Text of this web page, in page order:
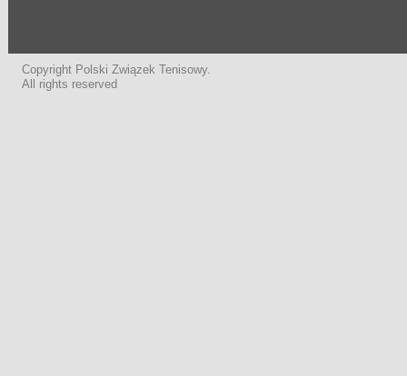
Copyright Polski Związek Tenisowy.
All rights reserved